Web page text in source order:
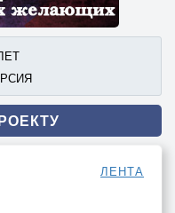
ЛЕНТА